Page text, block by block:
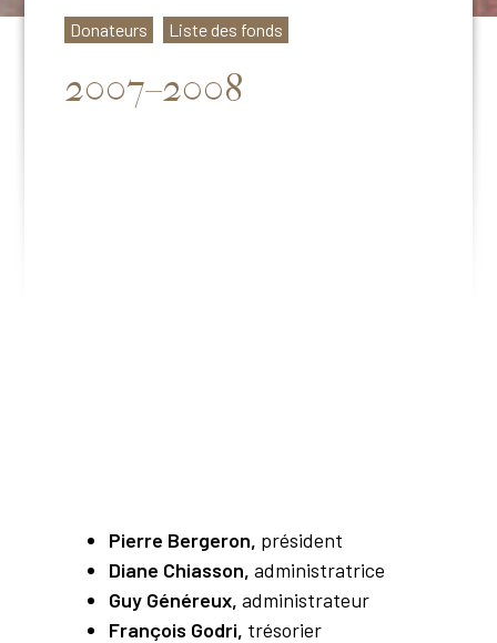
Donateurs Liste des fonds
2007–2008
Pierre Bergeron, président
Diane Chiasson, administratrice
Guy Généreux, administrateur
François Godri, trésorier